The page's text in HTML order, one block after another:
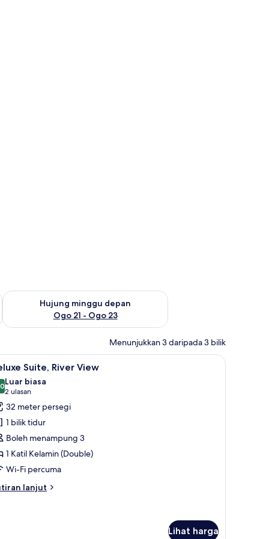
ini Ogo 14 - Ogo 16
Hujung minggu depan
Ogo 21 - Ogo 23
Semak ketersediaan untuk hujung minggu depan Ogo 21 -
Menunjukkan 3 daripada 3 bilik
peti besi dalam bilik, meja Deluxe Suite, River View | Bar mini percuma,
7 Suite, River View
daripada 10
Luar biasa
2 ulasan
(2
ulasan)
32 meter persegi
1 bilik tidur
Boleh menampung 3
1 Katil Kelamin (Double)
Wi-Fi percuma
lanjut
Lihat harga